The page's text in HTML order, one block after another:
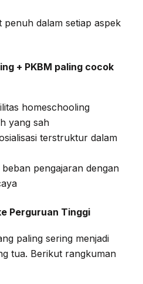
dalam setiap aspek
+ PKBM paling cocok
homeschooling
yang sah
terstruktur dalam
pengajaran dengan
Perguruan Tinggi
paling sering menjadi
tua. Berikut rangkuman